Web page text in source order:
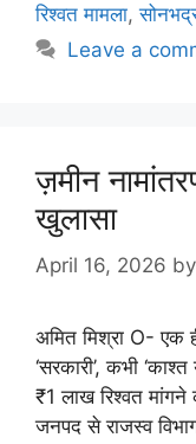
रिश्वत मामला,
Leave a
ज़मीन
खुलासा
April 16, 2026 by
अमित मिश्रा O- एक
‘सरकारी’, कभी
₹1 लाख रिश्वत मांगने
जनपद से राजस्व